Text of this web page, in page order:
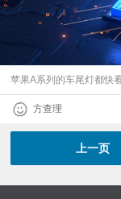
苹果A系列的车尾灯都快
方查理
上一页